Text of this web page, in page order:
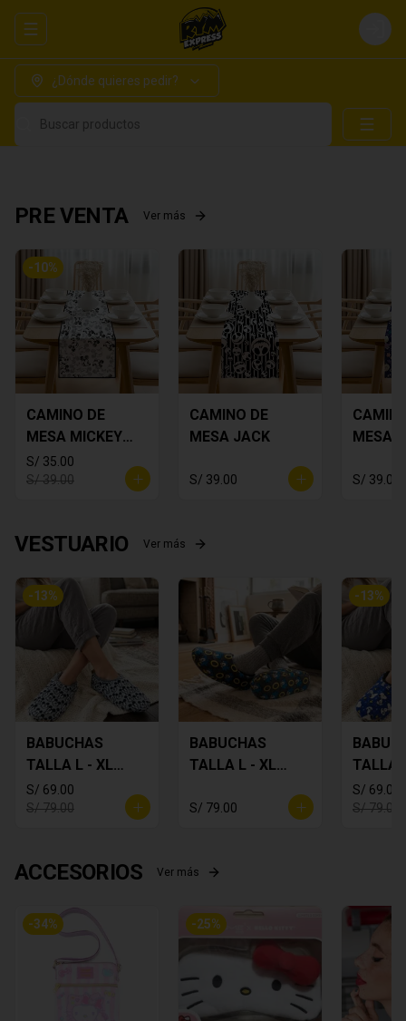
Abrir menu de navegación Login
¿Dónde quieres pedir?
Buscar productos
PRE VENTA Ver más
-10%
CAMINO DE
MESA MICKEY
PLOMO
S/ 35.00
S/ 39.00
CAMINO DE
MESA JACK
S/ 39.00
MESA
S/ 39.00
VESTUARIO Ver más
-13%
BABUCHAS
TALLA L - XL
MICKEY
S/ 69.00
S/ 79.00
BABUCHAS
TALLA L - XL
S/ 79.00
-13%
TALLA
S/ 69.00
S/ 79.00
ACCESORIOS Ver más
-34% -25%